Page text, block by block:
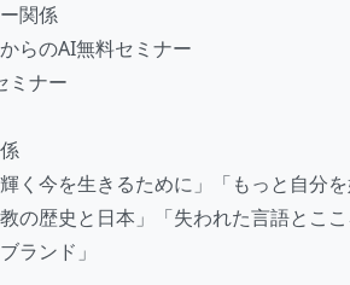
関係
らのAI無料セミナー
ミナー
く今を生きるために」「もっと自分
の歴史と日本」「失われた言語とこ
ランド」